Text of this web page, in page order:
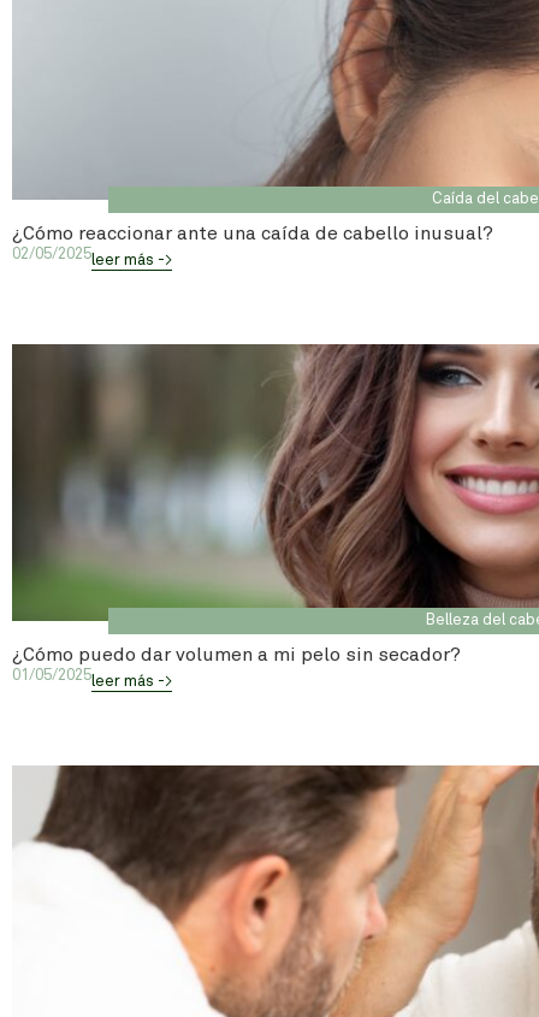
Caída del
¿Cómo reaccionar ante una caída de cabello inusual?
02/05/2025leer más ->
Belleza del
¿Cómo puedo dar volumen a mi pelo sin secador?
01/05/2025leer más ->